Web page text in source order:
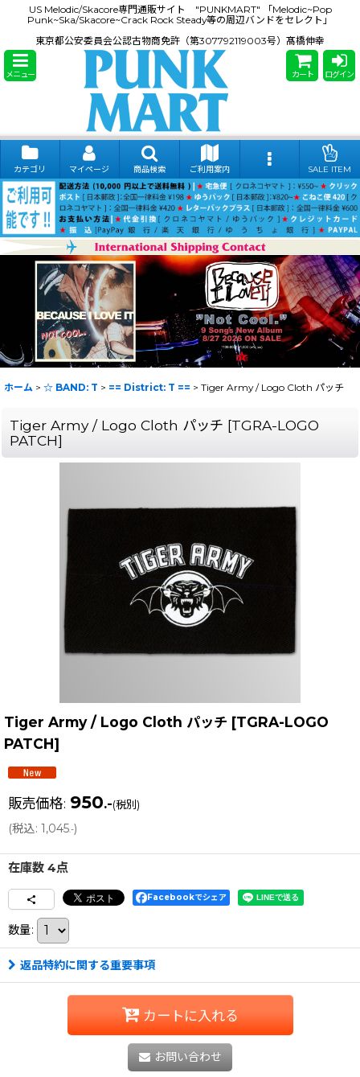
US Melodic/Skacore専門通販サイト "PUNKMART" 「Melodic~Pop
Punk~Ska/Skacore~Crack Rock Steady等の周辺バンドをセレクト」
東京都公安委員会公認古物商免許（第307792119003号）髙橋伸幸
メニュー カート ログイン
カテゴリ マイページ 商品検索 ご利用案内 SALE ITEM
ホーム > ☆ BAND: T > == District: T == > Tiger Army / Logo Cloth パッチ
Tiger Army / Logo Cloth パッチ [TGRA-LOGO
PATCH]
Tiger Army / Logo Cloth パッチ [TGRA-LOGO
PATCH]
販売価格: 950.-(税別)
(税込: 1,045.-)
在庫数 4点
Facebookでシェア
数量:
返品特約に関する重要事項
カートに入れる
お問い合わせ